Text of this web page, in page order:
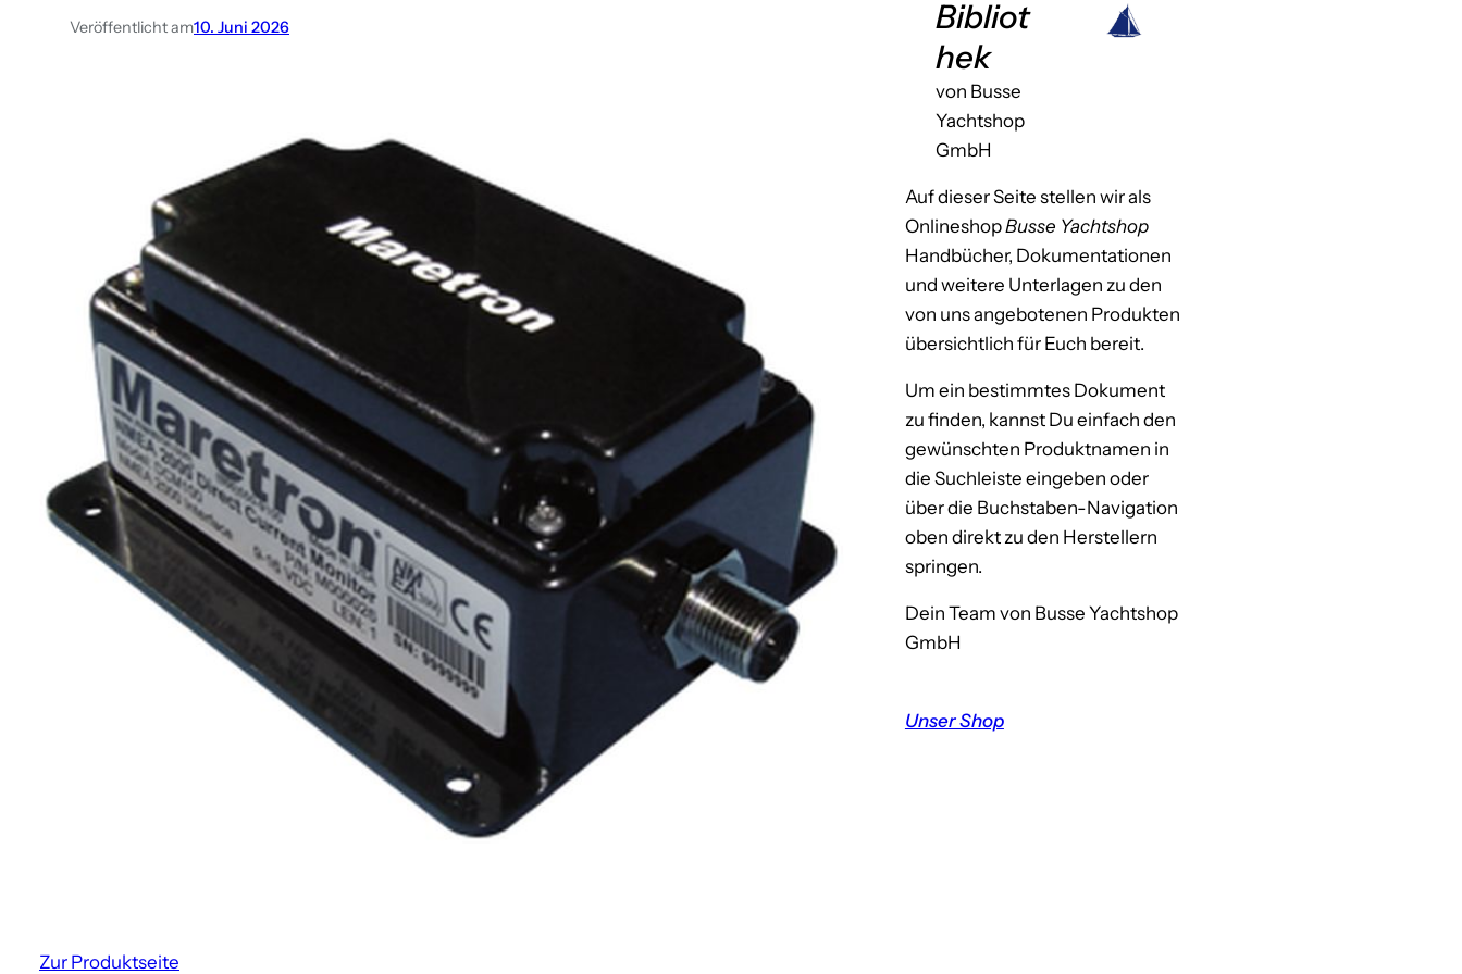
Veröffentlicht am10. Juni 2026
Zur Produktseite
Bibliot
hek
von Busse
Yachtshop
GmbH
Auf dieser Seite stellen wir als
OnlineshopBusse Yachtshop
Handbücher, Dokumentationen
und weitere Unterlagen zu den
von uns angebotenen Produkten
übersichtlich für Euch bereit.
Um ein bestimmtes Dokument
zu finden, kannst Du einfach den
gewünschten Produktnamen in
die Suchleiste eingeben oder
über die Buchstaben-Navigation
oben direkt zu den Herstellern
springen.
Dein Team von Busse Yachtshop
GmbH
Unser Shop